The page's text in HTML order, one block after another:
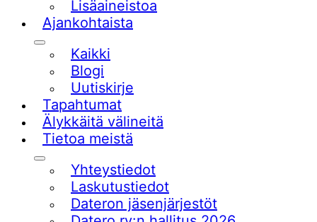
Lisäaineistoa
Ajankohtaista
AlavalikkoKaikki
Blogi
Uutiskirje
Tapahtumat
Älykkäitä välineitä
Tietoa meistä
AlavalikkoYhteystiedot
Laskutustiedot
Dateron jäsenjärjestöt